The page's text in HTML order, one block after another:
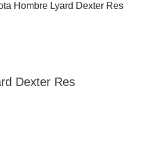
Hombre Lyard Dexter Res
Dexter Res